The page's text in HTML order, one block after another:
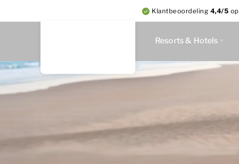
Klantbeoordeling 4,4/5 op
Resorts & Hotels